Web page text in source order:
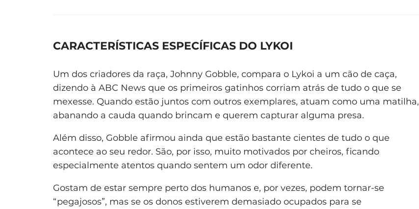
CARACTERÍSTICAS ESPECÍFICAS DO LYKOI
Um dos criadores da raça, Johnny Gobble, compara o Lykoi a um cão de caça,
dizendo à ABC News que os primeiros gatinhos corriam atrás de tudo o que se
mexesse. Quando estão juntos com outros exemplares, atuam como uma matilha,
abanando a cauda quando brincam e querem capturar alguma presa.
Além disso, Gobble afirmou ainda que estão bastante cientes de tudo o que
acontece ao seu redor. São, por isso, muito motivados por cheiros, ficando
especialmente atentos quando sentem um odor diferente.
Gostam de estar sempre perto dos humanos e, por vezes, podem tornar-se
“pegajosos”, mas se os donos estiverem demasiado ocupados para se